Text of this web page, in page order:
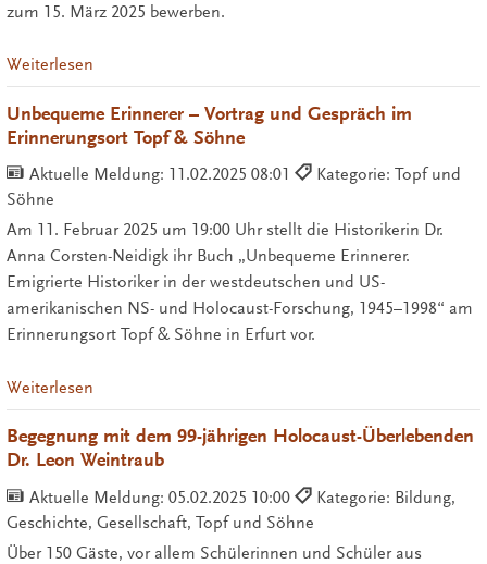
zum 15. März 2025 bewerben.
Weiterlesen
Unbequeme Erinnerer – Vortrag und Gespräch im
Erinnerungsort Topf & Söhne
Aktuelle Meldung: 11.02.2025 08:01
Kategorie: Topf und
Söhne
Am 11. Februar 2025 um 19:00 Uhr stellt die Historikerin Dr.
Anna Corsten-Neidigk ihr Buch „Unbequeme Erinnerer.
Emigrierte Historiker in der westdeutschen und US-
amerikanischen NS- und Holocaust-Forschung, 1945–1998“ am
Erinnerungsort Topf & Söhne in Erfurt vor.
Weiterlesen
Begegnung mit dem 99-jährigen Holocaust-Überlebenden
Dr. Leon Weintraub
Aktuelle Meldung: 05.02.2025 10:00
Kategorie: Bildung,
Geschichte, Gesellschaft, Topf und Söhne
Über 150 Gäste, vor allem Schülerinnen und Schüler aus